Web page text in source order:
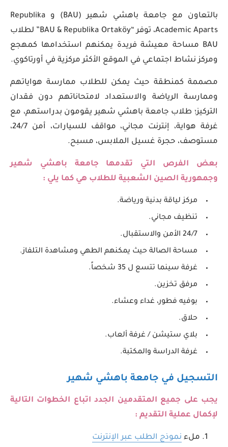
بالتعاون مع جامعة باهشي شهير (BAU) و Republika
Academic Aparts، توفر “BAU & Republika Ortaköy” لطلاب
BAU مساحة معيشة فريدة يمكنهم استخدامها كمهجع
ومركز نشاط اجتماعي في الموقع الأكثر مركزية في أورتاكوي.
مصممة كمنطقة حيث يمكن للطلاب ممارسة هواياتهم
وممارسة الرياضة والاستعداد لامتحاناتهم دون فقدان
التركيز؛ طلاب جامعة باهشي شهير يقومون بدراستهم، مع
غرفة هواية، إنترنت مجاني، مواقف للسيارات، أمن 24/7،
مستوصف، حجرة غسيل الملابس، مسبح.
بعض الفرص التي تقدمها جامعة باهشي شهير
وجمهورية الصين الشعبية للطلاب هي كما يلي :
مركز لياقة بدنية ورياضة.
تنظيف مجاني.
24/7 الأمن والاستقبال.
مساحة الصالة حيث يمكنهم الطهي ومشاهدة التلفاز.
غرفة سينما تتسع ل 35 شخصاً.
مرفق تخزين.
بوفيه فطور، غداء وعشاء.
حلاق.
بلاي ستيشن / غرفة ألعاب.
غرفة الدراسة والمكتبة.
التسجيل في جامعة باهشي شهير
يجب على جميع المتقدمين الجدد اتباع الخطوات التالية
لإكمال عملية التقديم :
ملء نموذج الطلب عبر الإنترنت